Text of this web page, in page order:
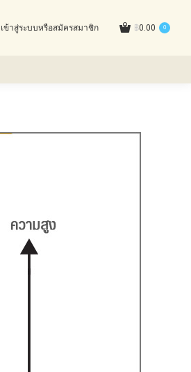
เข้าสู่ระบบหรือสมัครสมาชิก ฿0.00 0